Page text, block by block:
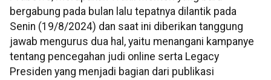
bergabung pada bulan lalu tepatnya dilantik pada
Senin (19/8/2024) dan saat ini diberikan tanggung
jawab mengurus dua hal, yaitu menangani kampanye
tentang pencegahan judi online serta Legacy
Presiden yang menjadi bagian dari publikasi